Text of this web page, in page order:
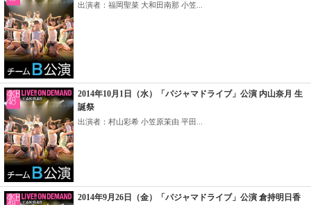
出演者：福岡聖菜 大和田南那 小笠...
2014年10月1日（水）「パジャマドライブ」公演 内山奈月 生
誕祭
出演者：村山彩希 小笠原茉由 平田...
2014年9月26日（金）「パジャマドライブ」公演 倉持明日香